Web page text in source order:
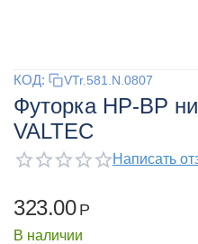
КОД: VTr.581.N.0807
Футорка НР-ВР
VALTEC
Написать
323.00 Р
В наличии